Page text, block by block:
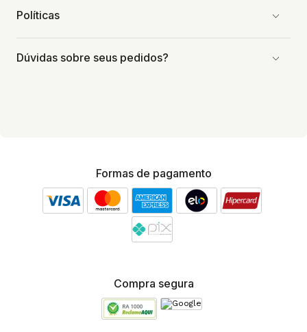
Políticas
Dúvidas sobre seus pedidos?
Formas de pagamento
Compra segura